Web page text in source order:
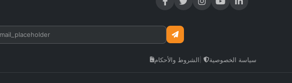
الشروط والأحكام سياسة الخصوصية